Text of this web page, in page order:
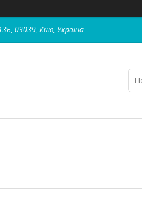
03039, Київ, Україна